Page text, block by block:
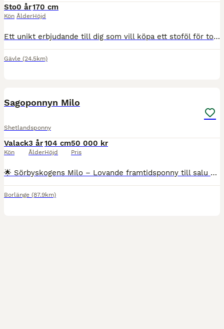
Sto
Kön
0 år
Ålder
170 cm
Höjd
Ett unikt erbjudande till dig som vill köpa ett stoföl för toppsport. En avkomma till SWBs godkända internationella svårklasshingst CCStud’s Fidelity🌟 För dig som vill vara med från början och forma din nästa hoppstjärna säljer vi vårat stoföl Epona's Fidelia, född på midsommarafton 19/6. E. CCStud's Fidelity (SWB) - Chacootino PS - Heartbeat Fidelia är avlad för att
Gävle (24.5km)
Sagoponnyn Milo
Shetlandsponny
Valack
Kön
3 år
Ålder
104 cm
Höjd
50 000 kr
Pris
🌟 Sörbyskogens Milo – Lovande framtidsponny till salu 🌟 Säljes åt uppfödaren. Nu finns möjligheten att förvärva en trevlig och lovande unghäst med framtiden framför sig. Milo är en social, arbetsvillig och okomplicerad ponny med ett vänligt temperament. Han är inkörd och kvalade i ponnytrav den 26/7-2026. Han är redo att fortsätta sin utbildning och utvecklas vidare t
Borlänge (87.9km)